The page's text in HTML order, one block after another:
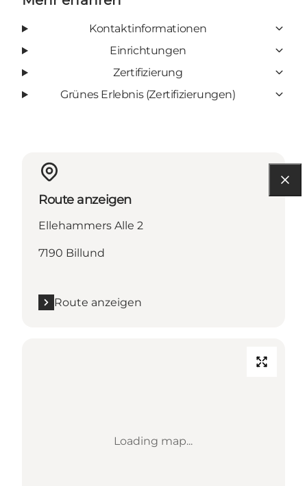
Kontaktinformationen
Einrichtungen
Zertifizierung
Grünes Erlebnis (Zertifizierungen)
Route anzeigen
Ellehammers Alle 2
7190 Billund
Route anzeigen
Loading map...